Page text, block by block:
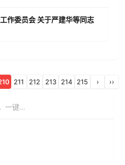
作委员会 关于严建华等同志
211 212 213 214 215 › ››
便捷导航，一键直达